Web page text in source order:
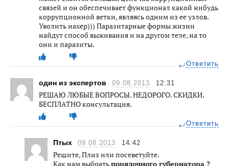
связей и он обеспечивает функционал какой нибудь
коррупционной ветки, являясь одним из ее узлов.
Уволить нахер))) Паразитарные формы жизни
найдут способ выживания и на другом теле, на то
они и паразиты.
Ответить
один из экспертов 09.08.2013 12:31
РЕШАЮ ЛЮБЫЕ ВОПРОСЫ. НЕДОРОГО. СКИДКИ.
БЕСПЛАТНО консультация.
Ответить
Птых 09.08.2013 14:42
Решите, Плиз или посеветуйте.
Как нам выбратьпорядочного губернатора ?